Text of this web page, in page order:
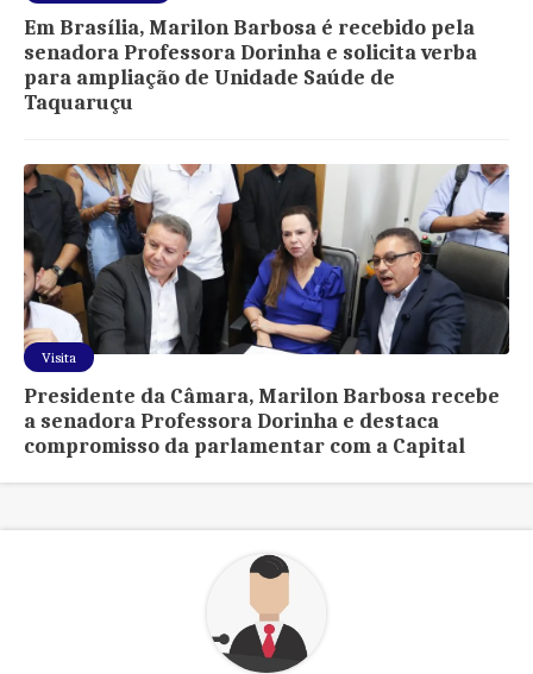
Em Brasília, Marilon Barbosa é recebido pela
senadora Professora Dorinha e solicita verba
para ampliação de Unidade Saúde de
Taquaruçu
Visita
Presidente da Câmara, Marilon Barbosa recebe
a senadora Professora Dorinha e destaca
compromisso da parlamentar com a Capital